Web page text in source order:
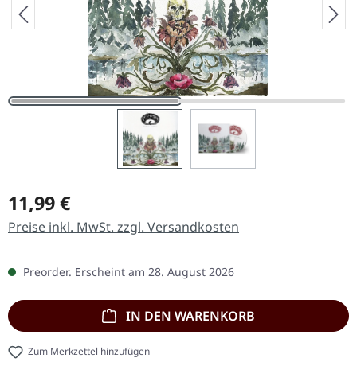
Regulärer Preis:
11,99 €
Preise inkl. MwSt. zzgl. Versandkosten
Preorder. Erscheint am 28. August 2026
IN DEN WARENKORB
Zum Merkzettel hinzufügen